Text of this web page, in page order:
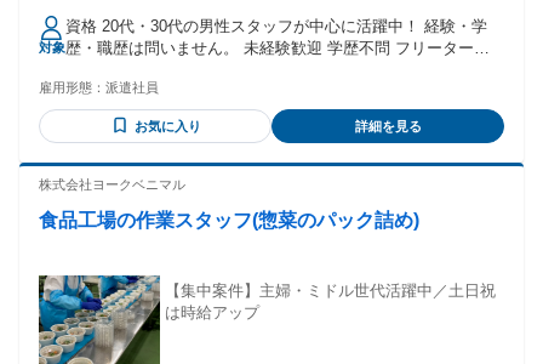
代含まず、総支給＋出勤手当＋交通費補助＋継続慰労金) ◆特
別出勤手当：1日 1,500円(一律支給) ※毎月の給与に、月平均
34,200円前後の手当が加算されます。 入社1～2ヶ月目：限定
時給 1,900円(深夜時給 2,375円) 入社3ヶ月目以降：通常時給
対象
資格 20代・30代の男性スタッフが中心に活躍中！ 経験・学
歴・職歴は問いません。 未経験歓迎 学歴不問 フリーター歓
く高収入を実現したい方」 体を動かすことが好きで、アクテ
ィブに働きたい方」 「最先端の技術に関わる仕事に興味があ
る方」。 郡山市内はもちろん、須賀川市、本宮市から通勤す
して活躍していた方 ・倉庫作業スタッフとして、勤務してい
経験がある方 ・フォークリフトオペレーターとして、フォー
去など体を動かすことが好きな方 ・飲食店やサービス業を通
じて、お客様とのコミュニケーションを大切にしてきた方 ・
建築・土木現場などで体を動かしてエネルギッシュに働いて
いた方 ・工場などで製造補助や機械オペレーターをやってい
雇用形態： 派遣社員
お気に入り 詳細を見る
株式会社ヨークベニマル
食品工場の作業スタッフ(惣菜のパック詰め)
【集中案件】主婦・ミドル世代活躍中／土日祝
は時給アップ